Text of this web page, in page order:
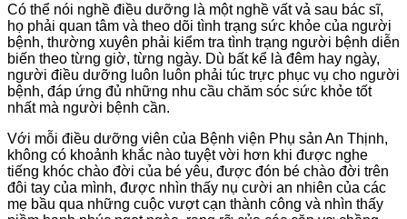
Có thể nói nghề điều dưỡng là một nghề vất vả sau bác sĩ,
họ phải quan tâm và theo dõi tình trạng sức khỏe của người
bệnh, thường xuyên phải kiểm tra tình trạng người bệnh diễn
biến theo từng giờ, từng ngày. Dù bất kể là đêm hay ngày,
người điều dưỡng luôn luôn phải túc trực phục vụ cho người
bệnh, đáp ứng đủ những nhu cầu chăm sóc sức khỏe tốt
nhất mà người bệnh cần.
Với mỗi điều dưỡng viên của Bệnh viện Phụ sản An Thịnh,
không có khoảnh khắc nào tuyệt vời hơn khi được nghe
tiếng khóc chào đời của bé yêu, được đón bé chào đời trên
đôi tay của mình, được nhìn thấy nụ cười an nhiên của các
mẹ bầu qua những cuộc vượt cạn thành công và nhìn thấy